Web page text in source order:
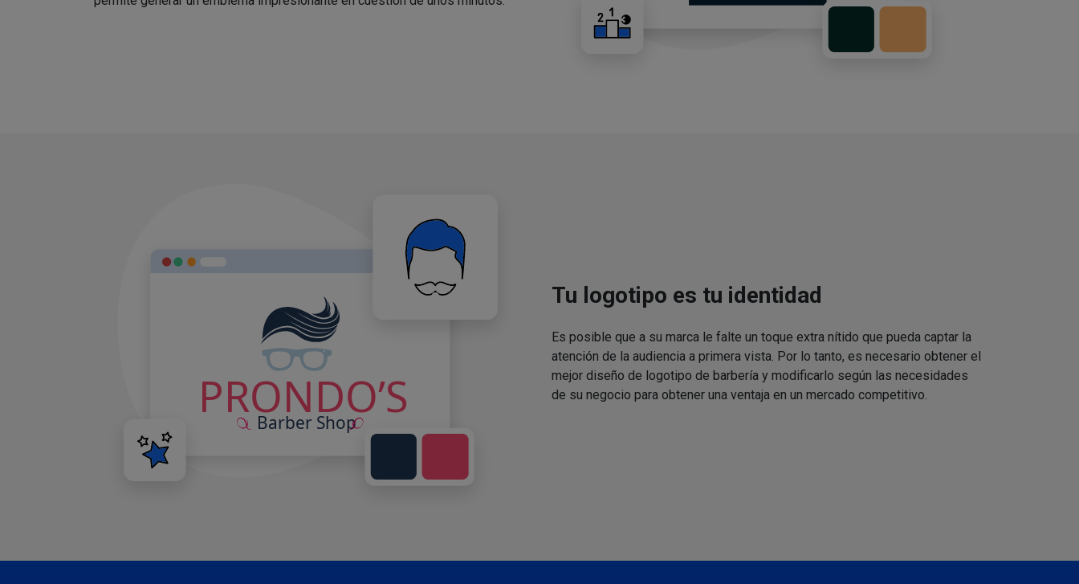
Tu logotipo es tu identidad
Es posible que a su marca le falte un toque extra nítido que pueda captar la
atención de la audiencia a primera vista. Por lo tanto, es necesario obtener el
mejor diseño de logotipo de barbería y modificarlo según las necesidades
de su negocio para obtener una ventaja en un mercado competitivo.